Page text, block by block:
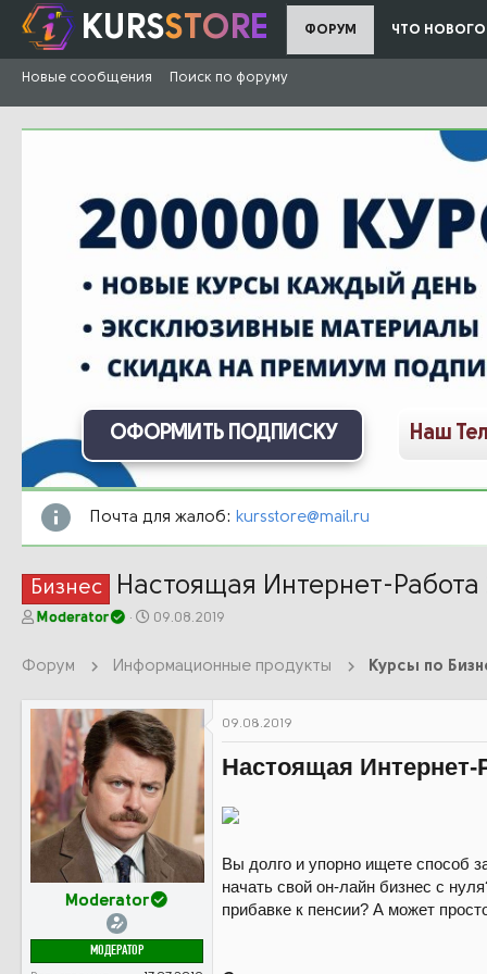
KURSSTORE ФОРУМ ЧТО НОВОГО
Новые сообщения Поиск по форуму
ОФОРМИТЬ ПОДПИСКУ Наш
Почта для жалоб: kursstore@mail.ru
Бизнес Настоящая Интернет-
А
о
Moderator
Д
а
а
ч
а
а
09.08.2019
Форум Информационные продукты
Moderator
МОДЕРАТОР
09.08.2019
Настоящая Интернет-
Вы долго и упорно ищете способ
начать свой он-лайн бизнес с
прибавке к пенсии? А может